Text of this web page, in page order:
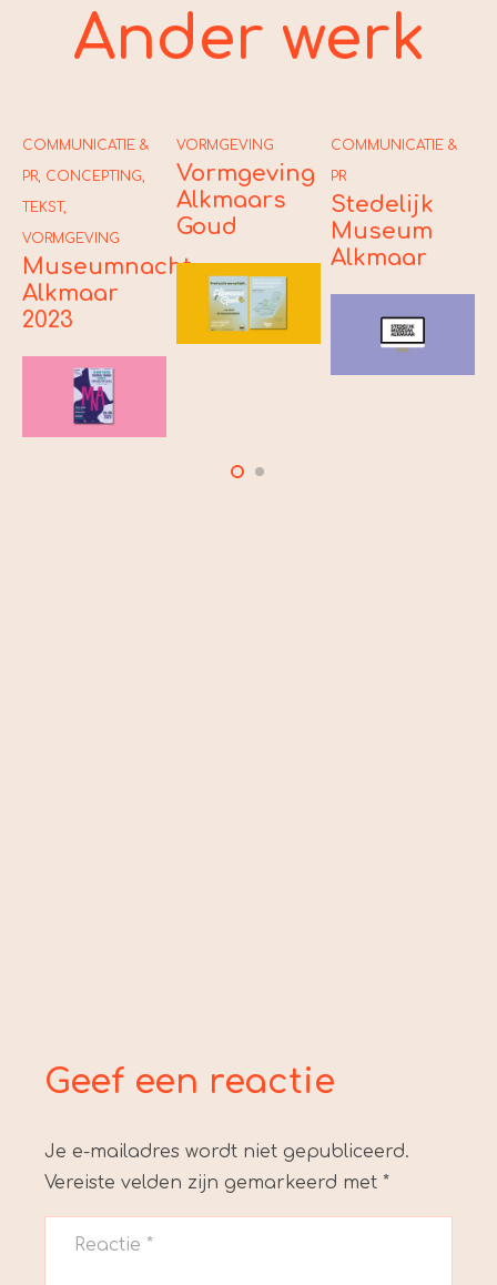
Ander werk
COMMUNICATIE &
PR, CONCEPTING,
TEKST,
VORMGEVING
Museumnacht
Alkmaar
2023
VORMGEVING
Vormgeving
Alkmaars
Goud
COMMUNICATIE &
PR
Stedelijk
Museum
Alkmaar
Geef een reactie
Je e-mailadres wordt niet gepubliceerd.
Vereiste velden zijn gemarkeerd met *